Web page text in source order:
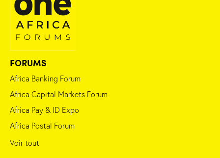
FORUMS
Africa Banking Forum
Africa Capital Markets Forum
Africa Pay & ID Expo
Africa Postal Forum
Voir tout